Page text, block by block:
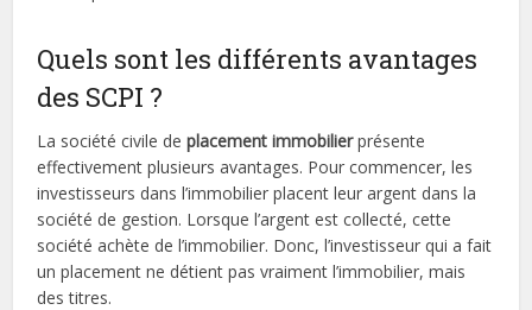
Quels sont les différents avantages
des SCPI ?
La société civile deplacement immobilierprésente
effectivement plusieurs avantages. Pour commencer, les
investisseurs dans l’immobilier placent leur argent dans la
société de gestion. Lorsque l’argent est collecté, cette
société achète de l’immobilier. Donc, l’investisseur qui a fait
un placement ne détient pas vraiment l’immobilier, mais
des titres.